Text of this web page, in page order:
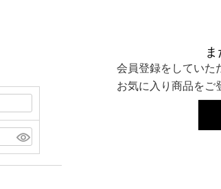
会員登録をしていた
お気に入り商品をご